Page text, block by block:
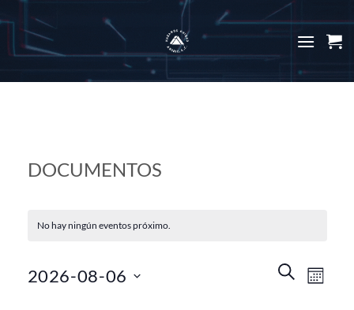
to
content
DOCUMENTOS
No hay ningún eventos próximo.
Búsqueda
BUSCAR
de
MES
2026-08-06